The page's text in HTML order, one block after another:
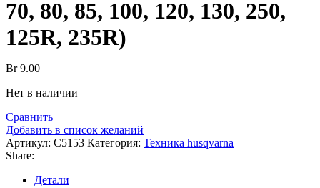
70, 80, 85, 100, 120, 130, 250,
125R, 235R)
Br9.00
Нет в наличии
Сравнить
Добавить в список желаний
Артикул: C5153 Категория: Техника husqvarna
Share:
Детали